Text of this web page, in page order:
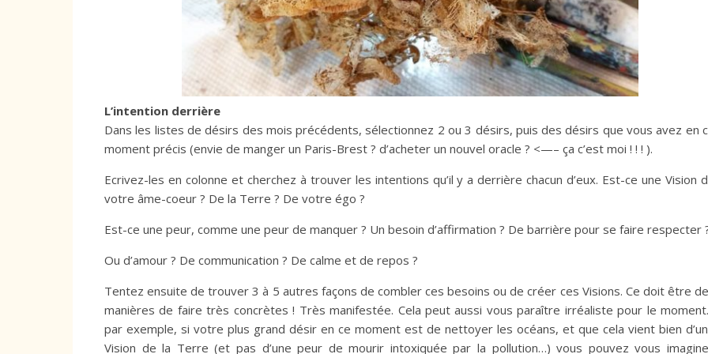
L’intention derrière
Dans les listes de désirs des mois précédents, sélectionnez 2 ou 3 désirs, puis des désirs que vous avez en
moment précis (envie de manger un Paris-Brest ? d’acheter un nouvel oracle ? <—– ça c’est moi ! ! ! ).
Ecrivez-les en colonne et cherchez à trouver les intentions qu’il y a derrière chacun d’eux. Est-ce une Vision
votre âme-coeur ? De la Terre ? De votre égo ?
Est-ce une peur, comme une peur de manquer ? Un besoin d’affirmation ? De barrière pour se faire respecter
Ou d’amour ? De communication ? De calme et de repos ?
Tentez ensuite de trouver 3 à 5 autres façons de combler ces besoins ou de créer ces Visions. Ce doit être
manières de faire très concrètes ! Très manifestée. Cela peut aussi vous paraître irréaliste pour le
par exemple, si votre plus grand désir en ce moment est de nettoyer les océans, et que cela vient bien
Vision de la Terre (et pas d’une peur de mourir intoxiquée par la pollution…) vous pouvez vous